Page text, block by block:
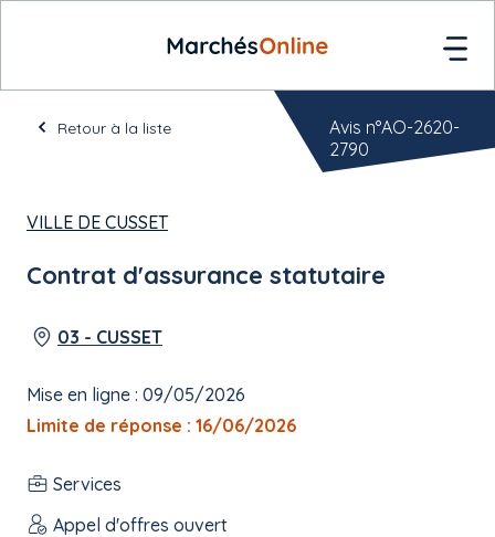
Retour à la liste
VILLE DE CUSSET
Contrat d'assurance statutaire
03 - CUSSET
Mise en ligne : 09/05/2026
Limite de réponse : 16/06/2026
Services
Appel d'offres ouvert
Avis n°AO-2620-
2790